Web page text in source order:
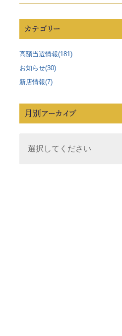
カテゴリー
高額当選情報(181)
お知らせ(30)
新店情報(7)
月別アーカイブ